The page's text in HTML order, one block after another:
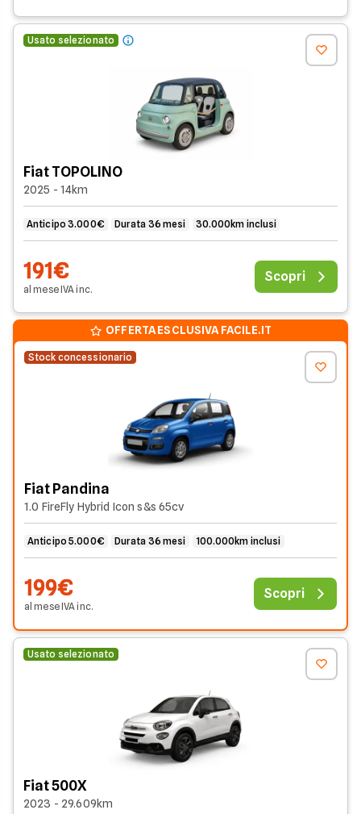
Usato selezionato
Fiat TOPOLINO
2025 - 14km
Anticipo 3.000€ Durata 36 mesi 30.000km inclusi
191€
al meseIVAinc.
Scopri
OFFERTA ESCLUSIVA FACILE.IT
Stock concessionario
Fiat Pandina
1.0 FireFly Hybrid Icon s&s 65cv
Anticipo 5.000€ Durata 36 mesi 100.000km inclusi
199€
al meseIVAinc.
Scopri
Usato selezionato
Fiat 500X
2023 - 29.609km